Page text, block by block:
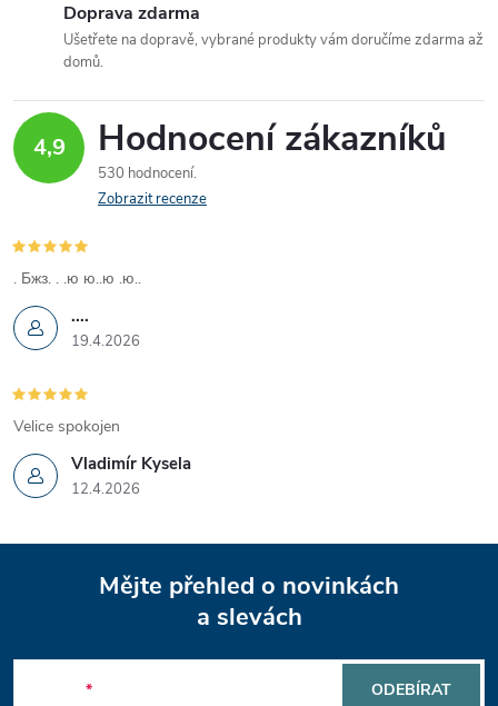
p
r
k
y
v
ý
p
i
s
u
Doprava zdarma
Ušetřete na dopravě, vybrané produkty vám doručíme zdarma až
domů.
4,9 Hodnocení zákazníků
530 hodnocení
Zobrazit recenze
....
19.4.2026
. Бжз. . .ю ю..ю .ю..
Vladimír Kysela
12.4.2026
Velice spokojen
Mějte přehled o novinkách
a slevách
ODEBÍRAT